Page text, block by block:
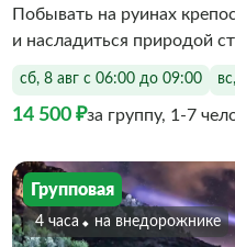
Побывать на руинах
и насладиться природой
сб, 8 авг с 06:00 до 09:00
14 500 ₽за группу, 1-7
Групповая
4 часа На внедорожнике